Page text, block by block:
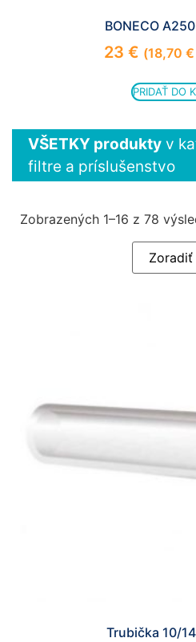
BONECO
23 € (18,70 €
PRIDAŤ DO
VŠETKY produkty v
filtre a príslušenstvo
Zobrazených 1–16 z 78
Trubička 10/